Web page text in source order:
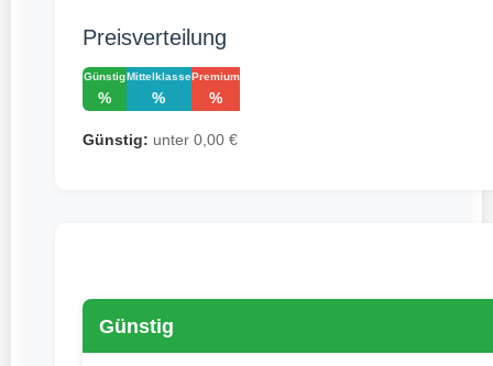
Preisverteilung
Günstig
%
Mittelklasse
%
Premium
%
Günstig: unter 0,00 €
Günstig